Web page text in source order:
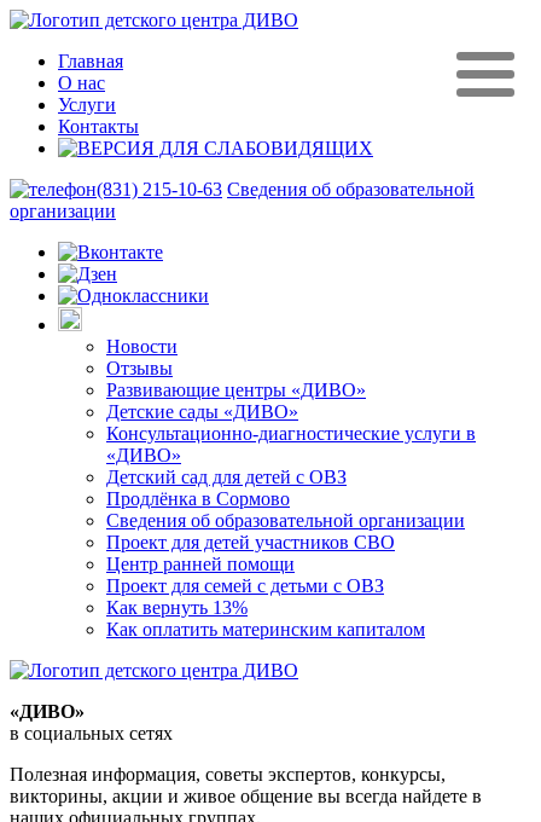
Главная
О нас
Услуги
Контакты
(831) 215-10-63 Сведения об образовательной
организации
Новости
Отзывы
Развивающие центры «ДИВО»
Детские сады «ДИВО»
Консультационно-диагностические услуги в
«ДИВО»
Детский сад для детей с ОВЗ
Продлёнка в Сормово
Сведения об образовательной организации
Проект для детей участников СВО
Центр ранней помощи
Проект для семей с детьми с ОВЗ
Как вернуть 13%
Как оплатить материнским капиталом
«ДИВО»
в социальных сетях
Полезная информация, советы экспертов, конкурсы,
викторины, акции и живое общение вы всегда найдете в
наших официальных группах.